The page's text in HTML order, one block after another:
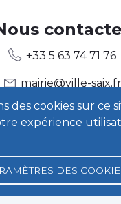
des cookies sur ce
expérience
DES
+33 5 63 74 71 76
mairie@ville-saix.fr
Contact